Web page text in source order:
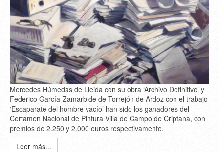
Mercedes Húmedas de Lleida con su obra ‘Archivo Definitivo’ y
Federico García-Zamarbide de Torrejón de Ardoz con el trabajo
‘Escaparate del hombre vacío’ han sido los ganadores del
Certamen Nacional de Pintura Villa de Campo de Criptana, con
premios de 2.250 y 2.000 euros respectivamente.
Leer más...